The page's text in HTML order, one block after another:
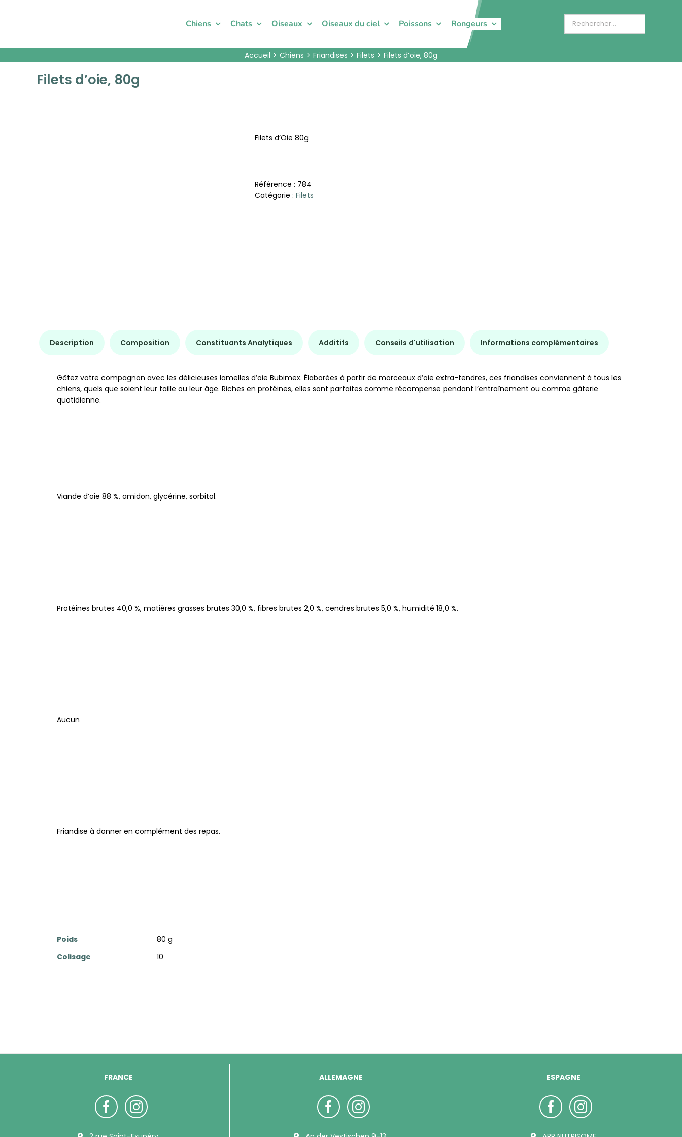
Chiens Chats Oiseaux Oiseaux du ciel Poissons Rongeurs
Accueil Chiens Friandises Filets Filets d’oie, 80g
Filets d’oie, 80g
Filets d’Oie 80g
Référence : 784
Catégorie : Filets
Description Composition Constituants Analytiques Additifs Conseils d'utilisation Informations complémentaires
Gâtez votre compagnon avec les délicieuses lamelles d’oie Bubimex. Élaborées à partir de morceaux d’oie extra-tendres, ces friandises conviennent à tous les
chiens, quels que soient leur taille ou leur âge. Riches en protéines, elles sont parfaites comme récompense pendant l’entraînement ou comme gâterie
quotidienne.
Viande d’oie 88 %, amidon, glycérine, sorbitol.
Protéines brutes 40,0 %, matières grasses brutes 30,0 %, fibres brutes 2,0 %, cendres brutes 5,0 %, humidité 18,0 %.
Aucun
Friandise à donner en complément des repas.
Poids
80 g
Colisage
10
FRANCE ALLEMAGNE ESPAGNE